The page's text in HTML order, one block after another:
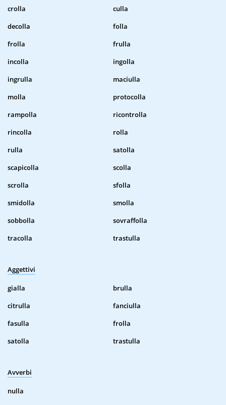
crolla
culla
decolla
folla
frolla
frulla
incolla
ingolla
ingrulla
maciulla
molla
protocolla
rampolla
ricontrolla
rincolla
rolla
rulla
satolla
scapicolla
scolla
scrolla
sfolla
smidolla
smolla
sobbolla
sovraffolla
tracolla
trastulla
Aggettivi
gialla
brulla
citrulla
fanciulla
fasulla
frolla
satolla
trastulla
Avverbi
nulla